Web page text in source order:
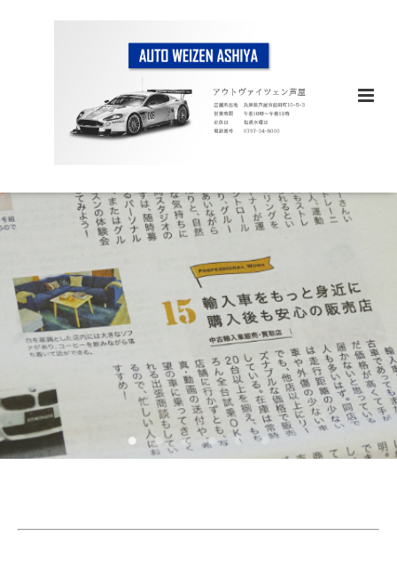
店舗情報 / 会社概要